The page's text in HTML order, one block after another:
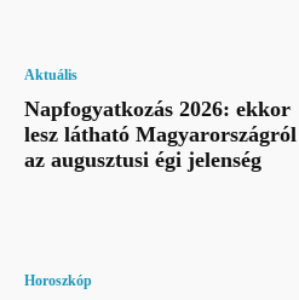
Aktuális
Napfogyatkozás 2026: ekkor
lesz látható Magyarországról
az augusztusi égi jelenség
Horoszkóp